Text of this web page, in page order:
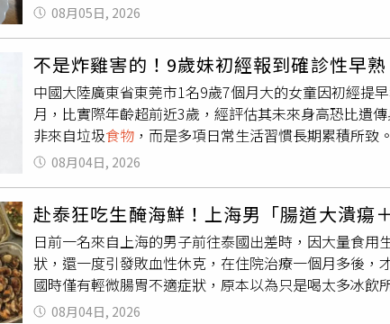
藉由民俗習慣幫助安心休息。至於人生大事方面，小孟
必須在鬼月結婚，則可盡量避免施放鞭炮，以符合傳
上老房。避免半夜到醫院。避免傍晚到廟旁邊走動。不
念咒）。半夜不宜大吼大叫。不宜隨意拍打前方人的肩
宜在山間、空曠地拍照。不宜一直說「死」這個字。不
夜看鬼片。參加中元普渡切莫罵髒話。到旅館時：記
正中午。娶親儘量避免傍晚放鞭炮。◎上述內容皆屬民
信仰與生活習慣自行斟酌。
歲男子因不慎吞下魚刺，感覺卡在胸部相當不舒服，
食道有一個魚刺卡住，大小1.5公分、非常尖銳，最後
惜，想著刻意小心吃，怎料又吃到刺。錢政弘則說，「
家對他只有一個要求，『不要再吃魚了！』」錢政弘
進食，可以先張嘴照鏡子，或請人用手電筒看喉嚨，有
鼻喉科。2、如果已將魚刺吞下去，但感覺胸口或喉嚨
道，需找腸胃科照胃鏡夾出。3、病人疼痛位置與魚
麼時候吃、痛在哪」，以利醫師檢查判斷。4、X光幾
進一步做電腦斷層或胃鏡檢查5、不要藉由吞菜、吞饅
又尖，若再次吃東西，只會讓魚刺卡得更深。6、不用
帶刺都酥到能咬碎，那是經過大量的醋，加上數小時
政弘強調，若不慎吞食魚刺時，異物鈍小、吞嚥無症
看醫生處理。
08月05日, 2026
不是炸雞害的！9歲妹初經報到確診性早
中國大陸廣東省東莞市1名9歲7個月大的女童因初經提
月，比實際年齡超前近3歲，經評估其未來身高恐比遺
非來自垃圾食物 ，而是多項日常生活習慣長期累積所
斤，雖然家長平時很少讓她吃炸雞、反季水果等被認為
生長空間僅約10公分，最終確診為性早熟。醫師分析
刺激胰島素及性激素分泌，加速骨齡成熟，加上她經
胖，脂肪細胞也會促進骨骺提早閉合。此外，醫師指出
睡覺時還習慣開著小夜燈，可能增加環境荷爾蒙暴露，
師提醒，女孩若在7歲半以前、男孩在9歲以前出現乳
長平時也應注意孩子的飲食、睡眠與運動習慣，若發
科接受評估，以免錯過治療時機，影響最終成年身高。
08月04日, 2026
赴泰狂吃生醃海鮮！上海男「腸道大潰
日前一名來自上海的男子前往泰國出差時，因大量食
狀，還一度引發敗血性休克，在住院治療一個月多後
國時僅有輕微腸胃不適症狀，原本以為只是喝太多冰
速惡化，出現嚴重腹痛及腸胃出血等症狀，送醫檢查
08月04日, 2026